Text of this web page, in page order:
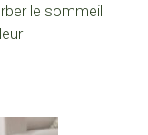
le sommeil